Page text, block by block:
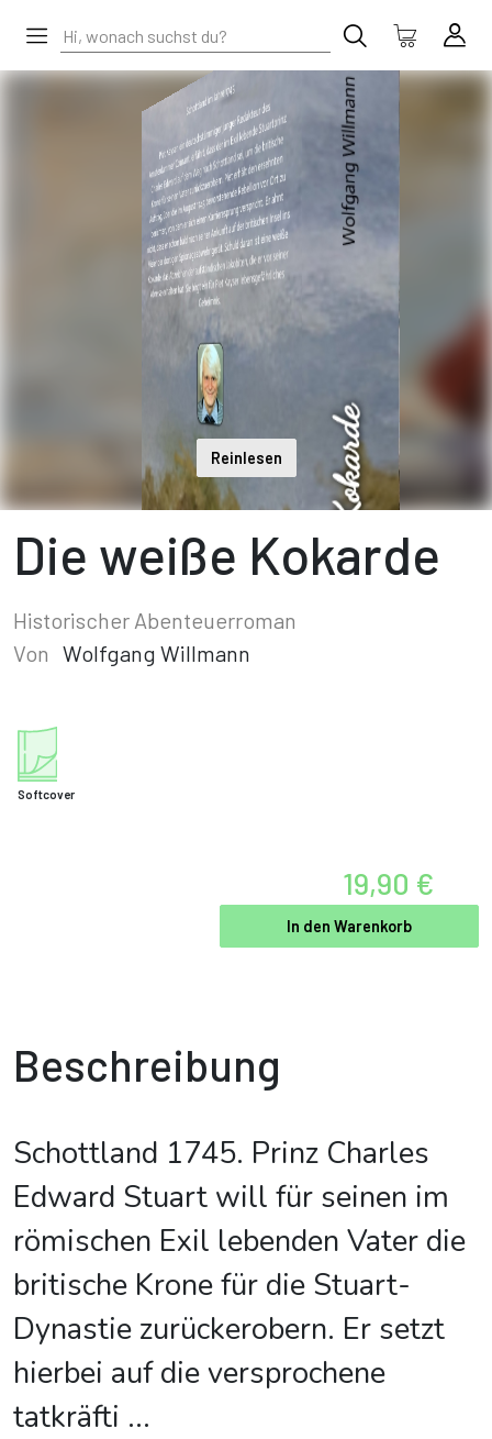
Reinlesen
Die weiße Kokarde
Historischer Abenteuerroman
Von Wolfgang Willmann
Softcover
19,90 €
In den Warenkorb
Beschreibung
Schottland 1745. Prinz Charles
Edward Stuart will für seinen im
römischen Exil lebenden Vater die
britische Krone für die Stuart-
Dynastie zurückerobern. Er setzt
hierbei auf die versprochene
tatkräfti ...